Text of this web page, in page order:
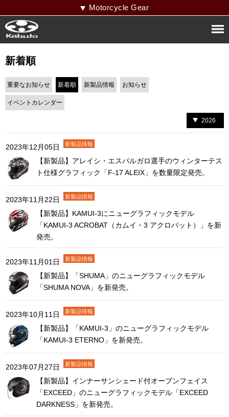
Motorcycle Gear
新着順
重要なお知らせ 新着順 新製品情報 お知らせ
イベントカレンダー
2026
2023年12月05日
【新製品】アレイシ・エスパルガロ選手のウィンターテス
ト仕様グラフィック「F-17 ALEIX」を数量限定発売。
2023年11月22日
【新製品】KAMUI-3にニューグラフィックモデル
「KAMUI-3 ACROBAT（カムイ・3 アクロバット）」を新
発売。
2023年11月01日
【新製品】「SHUMA」のニューグラフィックモデル
「SHUMA NOVA」を新発売。
2023年10月11日
【新製品】「KAMUI-3」のニューグラフィックモデル
「KAMUI-3 ETERNO」を新発売。
2023年07月27日
【新製品】インナーサンシェード付オープンフェイス
「EXCEED」のニューグラフィックモデル「EXCEED
DARKNESS」を新発売。